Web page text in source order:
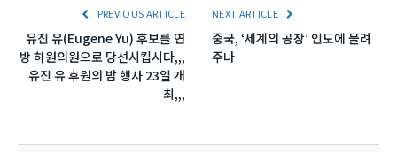
PREVIOUS ARTICLE
유진 유(Eugene Yu) 후보를 연
방 하원의원으로 당선시킵시다,,,
유진 유 후원의 밤 행사 23일 개
최,,,
NEXT ARTICLE
중국, ‘세계의 공장’ 인도에 물려
주나